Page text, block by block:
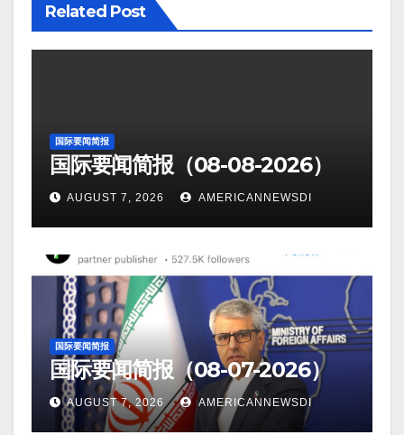
Related Post
国际要闻简报
国际要闻简报（08-08-2026）
AUGUST 7, 2026 AMERICANNEWSDI
国际要闻简报
国际要闻简报（08-07-2026）
AUGUST 7, 2026 AMERICANNEWSDI